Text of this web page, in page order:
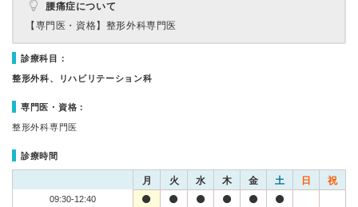
腰痛症について
【専門医・資格】 整形外科専門医
診療科目：
整形外科、リハビリテーション科
専門医・資格：
整形外科専門医
診療時間
月 火 水 木 金 土 日 祝
09:30-12:40